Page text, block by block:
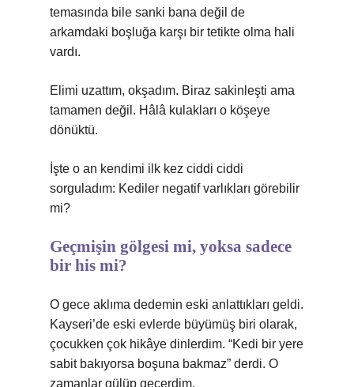
temasında bile sanki bana değil de
arkamdaki boşluğa karşı bir tetikte olma hali
vardı.
Elimi uzattım, okşadım. Biraz sakinleşti ama
tamamen değil. Hâlâ kulakları o köşeye
dönüktü.
İşte o an kendimi ilk kez ciddi ciddi
sorguladım: Kediler negatif varlıkları görebilir
mi?
Geçmişin gölgesi mi, yoksa sadece
bir his mi?
O gece aklıma dedemin eski anlattıkları geldi.
Kayseri’de eski evlerde büyümüş biri olarak,
çocukken çok hikâye dinlerdim. “Kedi bir yere
sabit bakıyorsa boşuna bakmaz” derdi. O
zamanlar gülüp geçerdim.